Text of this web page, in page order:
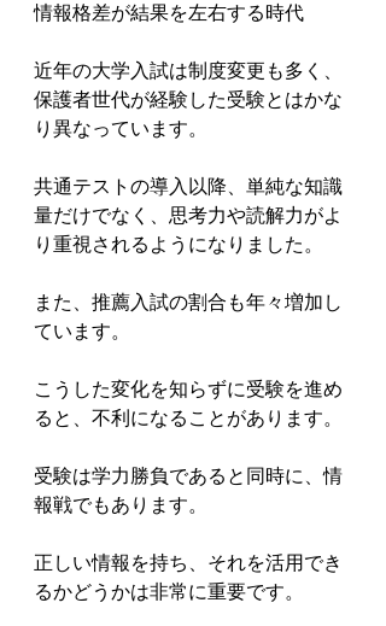
情報格差が結果を左右する時代
近年の大学入試は制度変更も多く、
保護者世代が経験した受験とはかな
り異なっています。
共通テストの導入以降、単純な知識
量だけでなく、思考力や読解力がよ
り重視されるようになりました。
また、推薦入試の割合も年々増加し
ています。
こうした変化を知らずに受験を進め
ると、不利になることがあります。
受験は学力勝負であると同時に、情
報戦でもあります。
正しい情報を持ち、それを活用でき
るかどうかは非常に重要です。